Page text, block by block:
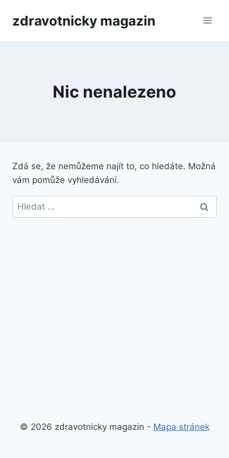
zdravotnicky magazin
Nic nenalezeno
Zdá se, že nemůžeme najít to, co hledáte. Možná
vám pomůže vyhledávání.
Vyhledávání
© 2026 zdravotnicky magazin - Mapa stránek